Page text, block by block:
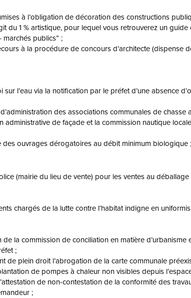
à l’obligation de décoration des constructions
du 1 % artistique, pour lequel vous retrouverez un
publics” ;
à la procédure de concours d’architecte (dispense
l’eau via la notification par le préfet d’une absence
des associations communales de
de façade et la commission nautique
des ouvrages dérogatoires au débit minimum biologique ;
(mairie du lieu de vente) pour les ventes au
chargés de la lutte contre l’habitat indigne en
de la commission de conciliation en matière
;
de plein droit l’abrogation de la carte communale
de pompes à chaleur non visibles depuis
de non-contestation de la conformité des
;